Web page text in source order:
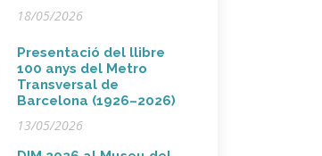
18/05/2026
Presentació del llibre
100 anys del Metro
Transversal de
Barcelona (1926–2026)
13/05/2026